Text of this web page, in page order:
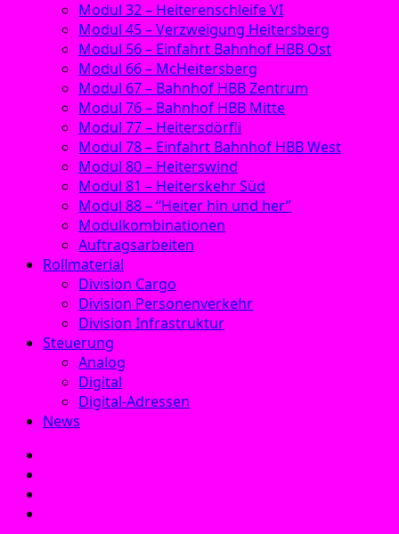
Modul 32 – Heiterenschleife VI
Modul 45 – Verzweigung Heitersberg
Modul 56 – Einfahrt Bahnhof HBB Ost
Modul 66 – McHeitersberg
Modul 67 – Bahnhof HBB Zentrum
Modul 76 – Bahnhof HBB Mitte
Modul 77 – Heitersdörfli
Modul 78 – Einfahrt Bahnhof HBB West
Modul 80 – Heiterswind
Modul 81 – Heiterskehr Süd
Modul 88 – “Heiter hin und her”
Modulkombinationen
Auftragsarbeiten
Rollmaterial
Division Cargo
Division Personenverkehr
Division Infrastruktur
Steuerung
Analog
Digital
Digital-Adressen
News